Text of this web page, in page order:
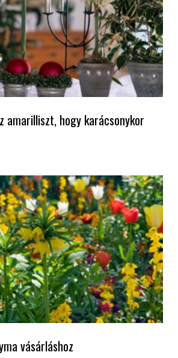
amarilliszt, hogy karácsonykor
vásárláshoz